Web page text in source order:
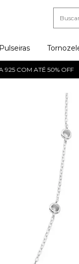
Pulseiras
COM ATÉ 50% OFF